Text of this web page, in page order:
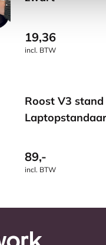
19,36
incl. BTW
Roost V3
89,-
incl. BTW